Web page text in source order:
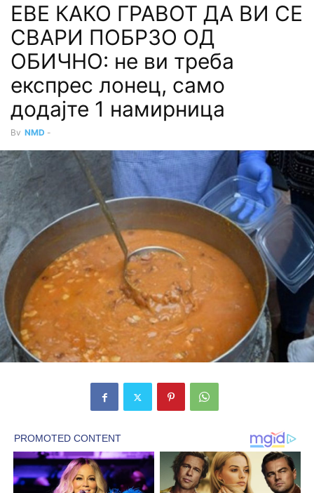
ЕВЕ КАКО ГРАВОТ ДА ВИ СЕ
СВАРИ ПОБРЗО ОД
ОБИЧНО: не ви треба
експрес лонец, само
додајте 1 намирница
By NMD -